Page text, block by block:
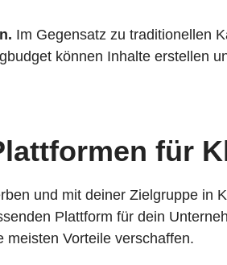
Im Gegensatz zu traditionellen
können Inhalte erstellen
für
und mit deiner Zielgruppe
Plattform für dein
meisten Vorteile verschaffen.